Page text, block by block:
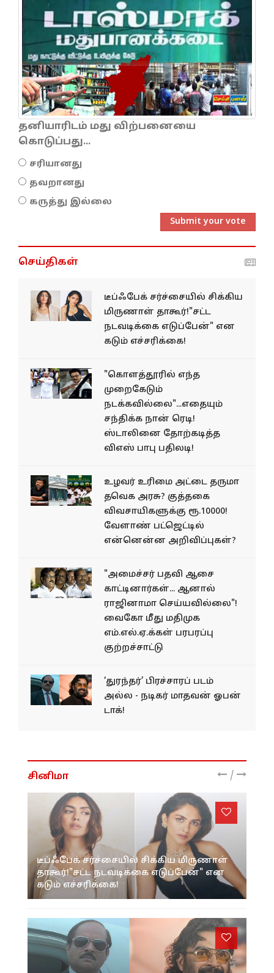
தனியாரிடம் மது விற்பனையை
கொடுப்பது...
சரியானது
தவறானது
கருத்து இல்லை
Submit your vote
செய்திகள்
டீப்ஃபேக் சர்ச்சையில் சிக்கிய
மிருணாள் தாகூர்!"சட்ட
நடவடிக்கை எடுப்பேன்" என
கடும் எச்சரிக்கை!
"கொளத்தூரில் எந்த
முறைகேடும்
நடக்கவில்லை"...எதையும்
சந்திக்க நான் ரெடி!
ஸ்டாலினை தோற்கடித்த
விஎஸ் பாபு பதிலடி!
உழவர் உரிமை அட்டை தருமா
தவெக அரசு? குத்தகை
விவசாயிகளுக்கு ரூ.10000!
வேளாண் பட்ஜெட்டில்
என்னென்ன அறிவிப்புகள்?
"அமைச்சர் பதவி ஆசை
காட்டினார்கள்... ஆனால்
ராஜினாமா செய்யவில்லை"!
வைகோ மீது மதிமுக
எம்.எல்.ஏ.க்கள் பரபரப்பு
குற்றச்சாட்டு
‘துரந்தர்’ பிரச்சாரப் படம்
அல்ல - நடிகர் மாதவன் ஓபன்
டாக்!
சினிமா /
டீப்ஃபேக் சர்ச்சையில் சிக்கிய மிருணாள்
தாகூர்!"சட்ட நடவடிக்கை எடுப்பேன்" என
கடும் எச்சரிக்கை!